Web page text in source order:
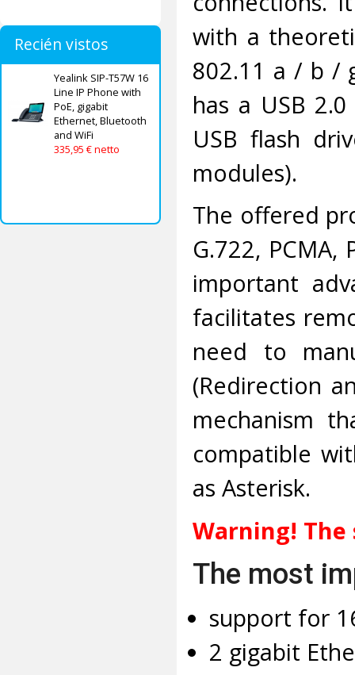
Recién vistos
Yealink SIP-T57W 16
Line IP Phone with
PoE, gigabit
Ethernet, Bluetooth
and WiFi
335,95 € netto
with a
802.11 a / b /
has a USB
USB flash
modules).
The offered
G.722, PCMA,
important
facilitates
need to
(Redirection
mechanism
compatible
as Asterisk.
Warning!
The most
support for
2 gigabit